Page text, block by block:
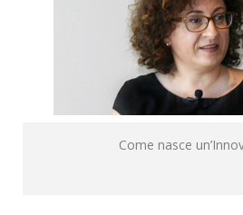
Come nasce